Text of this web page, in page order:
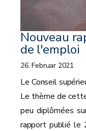
Nouveau
de l'emploi
26. Februar 2021
Le Conseil
Le thème de
peu diplômées
rapport publié le